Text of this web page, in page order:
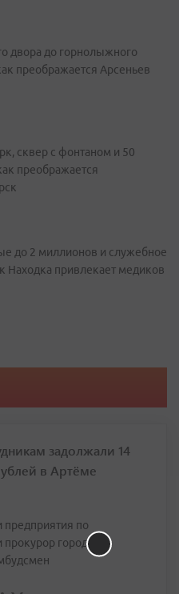
двора до горнолыжного
преображается Арсеньев
сквер с фонтаном и 50
преображается
до 2 миллионов и служебное
Находка привлекает медиков
задолжали 14
в Артёме
предприятия по
города,